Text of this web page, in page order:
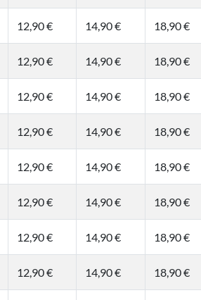
12,90 € 14,90 € 18,90 €
12,90 € 14,90 € 18,90 €
12,90 € 14,90 € 18,90 €
12,90 € 14,90 € 18,90 €
12,90 € 14,90 € 18,90 €
12,90 € 14,90 € 18,90 €
12,90 € 14,90 € 18,90 €
12,90 € 14,90 € 18,90 €